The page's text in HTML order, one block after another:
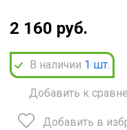
2 160 руб.
В наличии 1 шт.
Добавить к
Добавить в